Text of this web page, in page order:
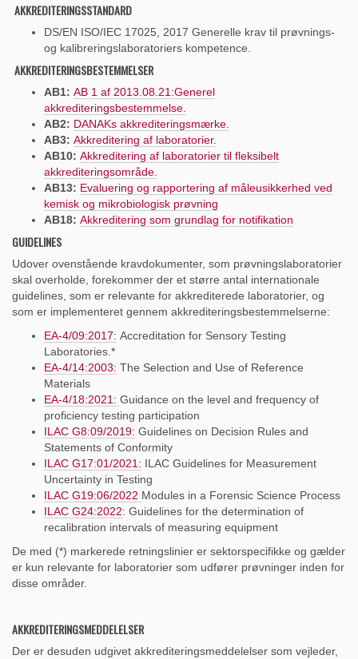
AKKREDITERINGSSTANDARD
DS/EN ISO/IEC 17025, 2017 Generelle krav til prøvnings-
og kalibreringslaboratoriers kompetence.
AKKREDITERINGSBESTEMMELSER
AB1: AB 1 af 2013.08.21:Generel
akkrediteringsbestemmelse.
AB2: DANAKs akkrediteringsmærke.
AB3: Akkreditering af laboratorier.
AB10: Akkreditering af laboratorier til fleksibelt
akkrediteringsområde.
AB13: Evaluering og rapportering af måleusikkerhed ved
kemisk og mikrobiologisk prøvning
AB18: Akkreditering som grundlag for notifikation
GUIDELINES
Udover ovenstående kravdokumenter, som prøvningslaboratorier
skal overholde, forekommer der et større antal internationale
guidelines, som er relevante for akkrediterede laboratorier, og
som er implementeret gennem akkrediteringsbestemmelserne:
EA-4/09:2017: Accreditation for Sensory Testing
Laboratories.*
EA-4/14:2003: The Selection and Use of Reference
Materials
EA-4/18:2021: Guidance on the level and frequency of
proficiency testing participation
ILAC G8:09/2019: Guidelines on Decision Rules and
Statements of Conformity
ILAC G17:01/2021: ILAC Guidelines for Measurement
Uncertainty in Testing
ILAC G19:06/2022 Modules in a Forensic Science Process
ILAC G24:2022: Guidelines for the determination of
recalibration intervals of measuring equipment
De med (*) markerede retningslinier er sektorspecifikke og gælder
er kun relevante for laboratorier som udfører prøvninger inden for
disse områder.
AKKREDITERINGSMEDDELELSER
Der er desuden udgivet akkrediteringsmeddelelser som vejleder,